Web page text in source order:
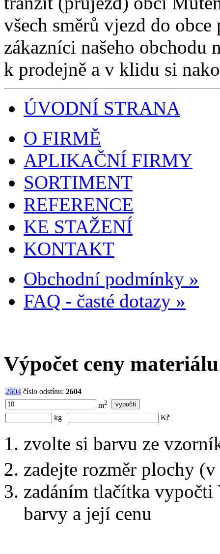
všech směrů vjezd do obce
zákazníci našeho obchodu
k prodejně a v klidu si
ÚVODNÍ STRANA
O FIRMĚ
APLIKAČNÍ FIRMY
SORTIMENT
REFERENCE
KE STAŽENÍ
KONTAKT
Obchodní podmínky »
FAQ - časté dotazy »
Výpočet ceny materiálu
2604 číslo odstínu: 2604
m2
kg Kč
zvolte si barvu ze
zadejte rozměr plochy (v
zadáním tlačítka vypočti
barvy a její cenu